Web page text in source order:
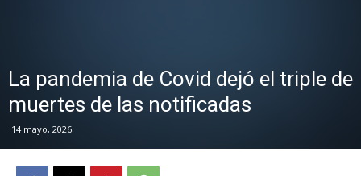
La pandemia de Covid dejó el triple de
muertes de las notificadas
14 mayo, 2026